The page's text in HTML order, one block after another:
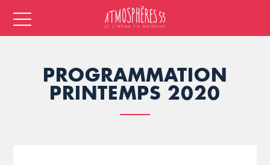
PROGRAMMATION
PRINTEMPS 2020